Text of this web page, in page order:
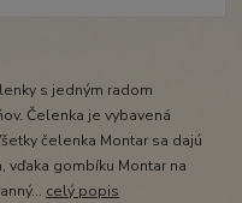
s jedným radom
Čelenka je vybavená
čelenka Montar sa dajú
vďaka gombíku Montar na
celý popis